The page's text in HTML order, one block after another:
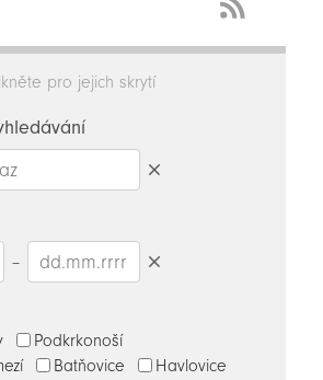
Feed
pro jejich skrytí
–
Podkrkonoší
Batňovice
Havlovice